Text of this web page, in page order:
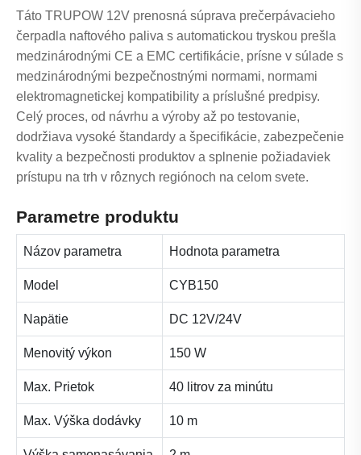
Táto TRUPOW 12V prenosná súprava prečerpávacieho
čerpadla naftového paliva s automatickou tryskou prešla
medzinárodnými CE a EMC certifikácie, prísne v súlade s
medzinárodnými bezpečnostnými normami, normami
elektromagnetickej kompatibility a príslušné predpisy.
Celý proces, od návrhu a výroby až po testovanie,
dodržiava vysoké štandardy a špecifikácie, zabezpečenie
kvality a bezpečnosti produktov a splnenie požiadaviek
prístupu na trh v rôznych regiónoch na celom svete.
Parametre produktu
Názov parametra Hodnota parametra
Model CYB150
Napätie DC 12V/24V
Menovitý výkon 150 W
Max. Prietok 40 litrov za minútu
Max. Výška dodávky 10 m